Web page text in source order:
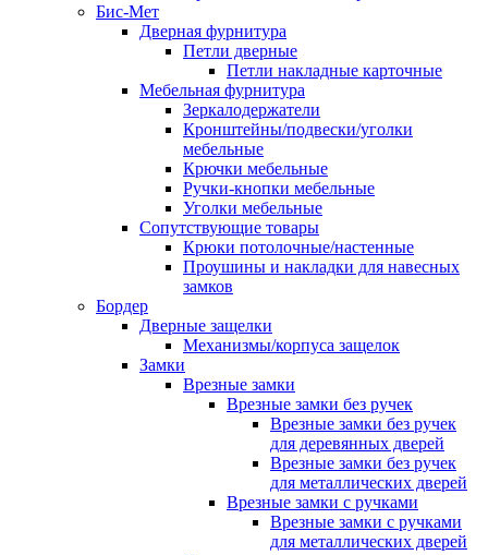
Бис-Мет
Дверная фурнитура
Петли дверные
Петли накладные карточные
Мебельная фурнитура
Зеркалодержатели
Кронштейны/подвески/уголки
мебельные
Крючки мебельные
Ручки-кнопки мебельные
Уголки мебельные
Сопутствующие товары
Крюки потолочные/настенные
Проушины и накладки для навесных
замков
Бордер
Дверные защелки
Механизмы/корпуса защелок
Замки
Врезные замки
Врезные замки без ручек
Врезные замки без ручек
для деревянных дверей
Врезные замки без ручек
для металлических дверей
Врезные замки с ручками
Врезные замки с ручками
для металлических дверей